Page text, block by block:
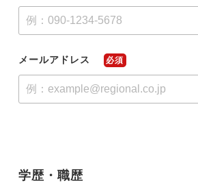
メールアドレス 必須
学歴・職歴